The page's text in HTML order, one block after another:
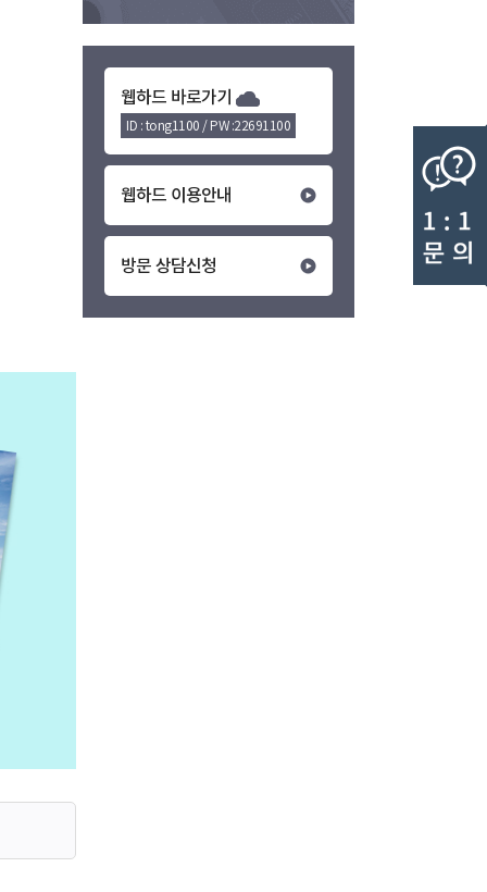
웹하드 바로가기
ID : tong1100 / PW :22691100
웹하드 이용안내
방문 상담신청